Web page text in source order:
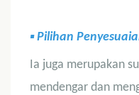
▪ Pilihan
Ia juga merupakan
mendengar dan